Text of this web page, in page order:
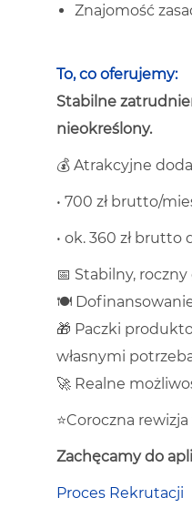
Znajomość
To, co oferujemy:
Stabilne
nieokreślony.
💰 Atrakcyjne
• 700 zł brutto/
• ok. 360 zł brutto
📅 Stabilny,
🍽️ Dofinansowanie
🎁 Paczki
własnymi
🚀 Realne
⭐Coroczna
Zachęcamy do
Proces Rekrutacji